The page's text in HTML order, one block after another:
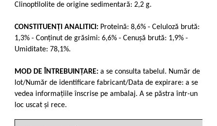
Clinoptilolite de origine sedimentară: 2,2 g.
CONSTITUENŢI ANALITICI: Proteină: 8,6% - Celuloză brută:
1,3% - Conţinut de grăsimi: 6,6% - Cenuşă brută: 1,9% -
Umiditate: 78,1%.
MOD DE ÎNTREBUINŢARE: a se consulta tabelul. Număr de
lot/Număr de identificare fabricant/Data de expirare: a se
vedea informaţiile înscrise pe ambalaj. A se păstra într-un
loc uscat şi rece.